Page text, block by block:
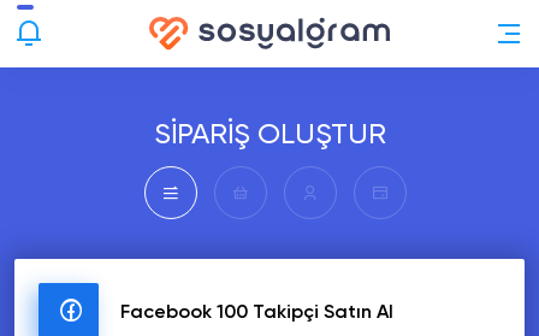
SİPARİŞ OLUŞTUR
Facebook 100 Takipçi Satın Al